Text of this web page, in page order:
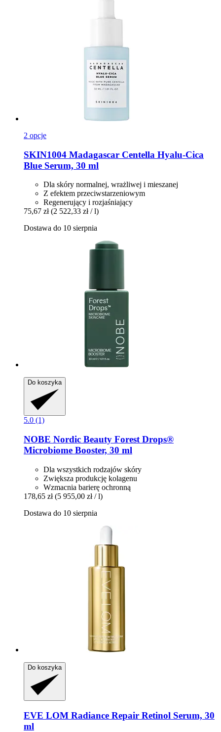
2 opcje
SKIN1004 Madagascar Centella Hyalu-​Cica
Blue Serum, 30 ml
Dla skóry normalnej, wrażliwej i mieszanej
Z efektem przeciwstarzeniowym
Regenerujący i rozjaśniający
75,67 zł (2 522,33 zł / l)
Dostawa do 10 sierpnia
Do koszyka
5.0 (1)
NOBE Nordic Beauty Forest Drops®
Microbiome Booster, 30 ml
Dla wszystkich rodzajów skóry
Zwiększa produkcję kolagenu
Wzmacnia barierę ochronną
178,65 zł (5 955,00 zł / l)
Dostawa do 10 sierpnia
Do koszyka
EVE LOM Radiance Repair Retinol Serum, 30
ml